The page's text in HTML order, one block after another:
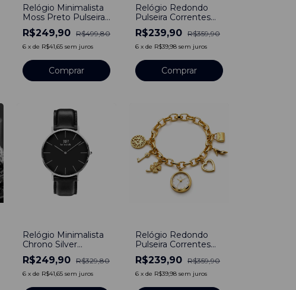
Relógio Minimalista
Moss Preto Pulseira
de Couro Preto
40mm Aço
Inoxidável banhado a
R$249,90 R$499,80
6 x de R$41,65 sem juros
Comprar
Relógio Redondo
Pulseira Correntes
Prata de Aço
Inoxidável
R$239,90 R$359,90
6 x de R$39,98 sem juros
Comprar
Relógio Minimalista
Chrono Silver
Pulseira de Couro
Preto 40mm Aço
Inoxidável banhado a
R$249,90 R$329,80
6 x de R$41,65 sem juros
Relógio Redondo
Pulseira Correntes
Dourado de Aço
Inoxidável
R$239,90 R$359,90
6 x de R$39,98 sem juros